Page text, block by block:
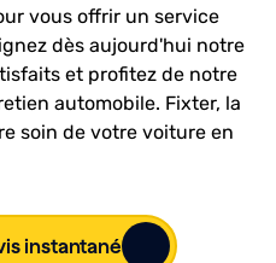
vous offrir un service
dès aujourd'hui notre
et profitez de notre
automobile. Fixter, la
soin de votre voiture en
instantané